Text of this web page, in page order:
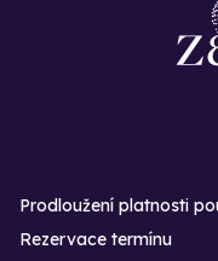
Prodloužení platnosti
Rezervace termínu